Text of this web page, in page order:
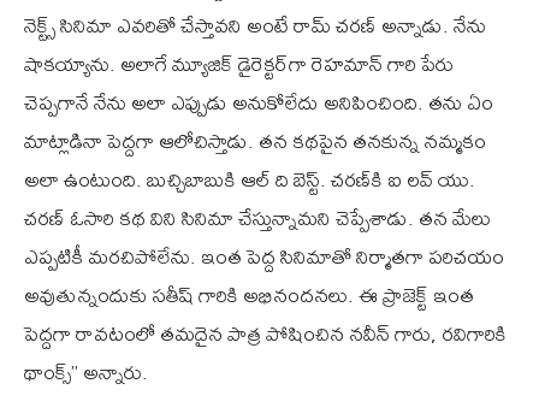
నెక్ట్స్ సినిమా ఎవరితో చేస్తావని అంటే రామ్ చరణ్ అన్నాడు. నేను
షాకయ్యాను. అలాగే మ్యూజిక్ డైరెక్టర్‌గా రెహమాన్ గారి పేరు
చెప్పగానే నేను అలా ఎప్పుడు అనుకోలేదు అనిపించింది. తను ఏం
మాట్లాడినా పెద్దగా ఆలోచిస్తాడు. తన కథపైన తనకున్న నమ్మకం
అలా ఉంటుంది. బుచ్చిబాబుకి ఆల్ ది బెస్ట్. చరణ్‌కి ఐ లవ్ యు.
చరణ్ ఓసారి కథ విని సినిమా చేస్తున్నామని చెప్పేశాడు. తన మేలు
ఎప్పటికీ మరచిపోలేను. ఇంత పెద్ద సినిమాతో నిర్మాతగా పరిచయం
అవుతున్నందుకు సతీష్ గారికి అభినందనలు. ఈ ప్రాజెక్ట్ ఇంత
పెద్దగా రావటంలో తమదైన పాత్ర పోషించిన నవీన్ గారు, రవిగారికి
థాంక్స్’’ అన్నారు.